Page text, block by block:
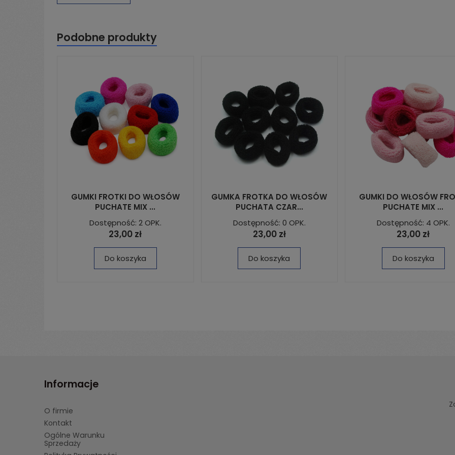
Podobne produkty
GUMKI FROTKI DO WŁOSÓW
PUCHATE MIX ...
Dostępność: 2 OPK.
23,00 zł
Do koszyka
GUMKA FROTKA DO WŁOSÓW
PUCHATA CZAR...
Dostępność: 0 OPK.
23,00 zł
Do koszyka
GUMKI DO WŁOSÓW
PUCHATE MIX ...
Dostępność: 4 OPK.
23,00 zł
Do koszyka
Informacje
O firmie
Kontakt
Ogólne Warunku
Sprzedaży